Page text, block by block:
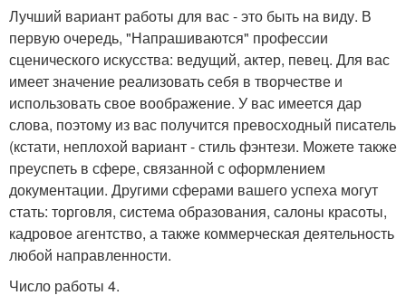
Лучший вариант работы для вас - это быть на виду. В
первую очередь, "Напрашиваются" профессии
сценического искусства: ведущий, актер, певец. Для вас
имеет значение реализовать себя в творчестве и
использовать свое воображение. У вас имеется дар
слова, поэтому из вас получится превосходный писатель
(кстати, неплохой вариант - стиль фэнтези. Можете также
преуспеть в сфере, связанной с оформлением
документации. Другими сферами вашего успеха могут
стать: торговля, система образования, салоны красоты,
кадровое агентство, а также коммерческая деятельность
любой направленности.
Число работы 4.